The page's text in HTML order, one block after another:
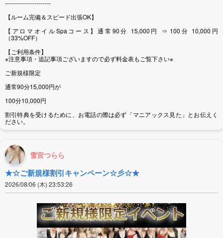
-----------------------
【ルーム完備＆スピード出張OK】
【アロマオイルSpaコース】通常90分 15,000円 ⇒ 100分 10,000円
（33%OFF）
【ご利用条件】
※注意事項・追記事項ございますので必ず料金表もご覧下さい※
ご新規様限定
通常90分15,000円が
100分10,000円
割引特典を受けるために、お電話の際は必ず「マニアックス見た」とお伝えく
ださい。
雪宮つらら
★☆ご新規様割引キャンペーン☆彡☆★
2026/08/06 (木) 23:53:26